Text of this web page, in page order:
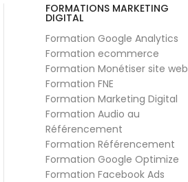
FORMATIONS MARKETING
DIGITAL
Formation Google Analytics
Formation ecommerce
Formation Monétiser site web
Formation FNE
Formation Marketing Digital
Formation Audio au
Référencement
Formation Référencement
Formation Google Optimize
Formation Facebook Ads